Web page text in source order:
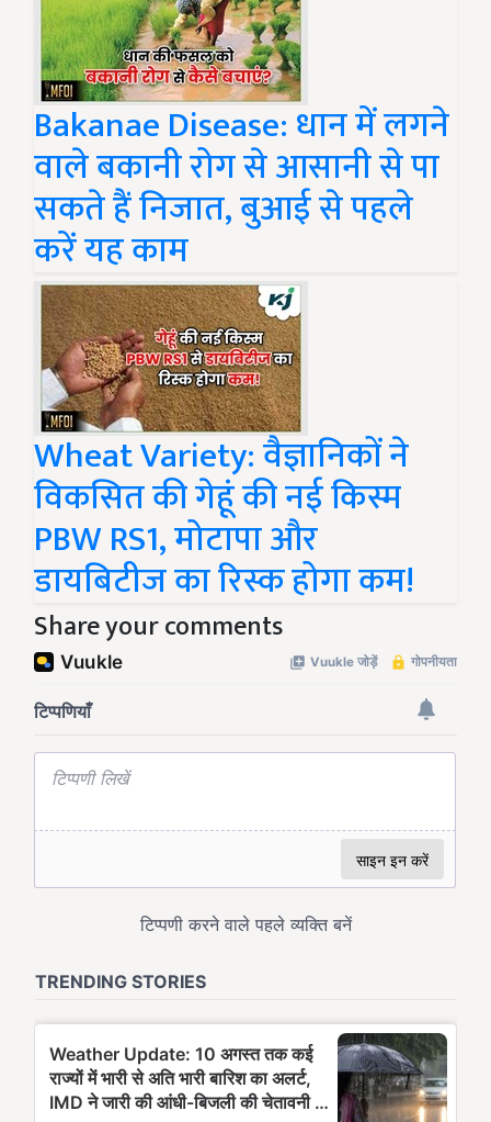
Bakanae Disease: धान में लगने
वाले बकानी रोग से आसानी से पा
सकते हैं निजात, बुआई से पहले
करें यह काम
Wheat Variety: वैज्ञानिकों ने
विकसित की गेहूं की नई किस्म
PBW RS1, मोटापा और
डायबिटीज का रिस्क होगा कम!
Share your comments